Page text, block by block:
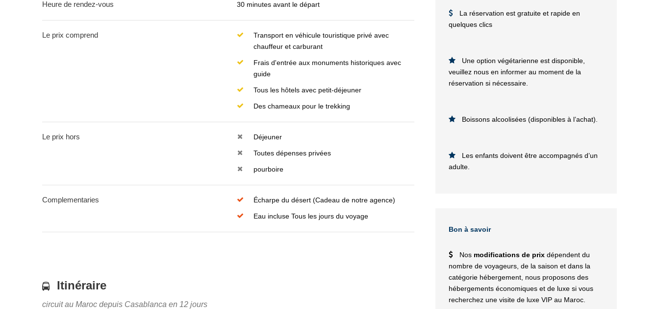
La réservation est gratuite et rapide en
quelques clics
Une option végétarienne est disponible,
veuillez nous en informer au moment de la
réservation si nécessaire.
Boissons alcoolisées (disponibles à l’achat).
Les enfants doivent être accompagnés d’un
adulte.
Bon à savoir
Nos modifications de prix dépendent du
nombre de voyageurs, de la saison et dans la
catégorie hébergement, nous proposons des
hébergements économiques et de luxe si vous
recherchez une visite de luxe VIP au Maroc.
Heure de rendez-vous 30 minutes avant le départ
Le prix comprend
Transport en véhicule touristique privé avec
chauffeur et carburant
Frais d'entrée aux monuments historiques avec
guide
Tous les hôtels avec petit-déjeuner
Des chameaux pour le trekking
Le prix hors Déjeuner
Toutes dépenses privées
pourboire
Complementaries Écharpe du désert (Cadeau de notre agence)
Eau incluse Tous les jours du voyage
Itinéraire
circuit au Maroc depuis Casablanca en 12 jours